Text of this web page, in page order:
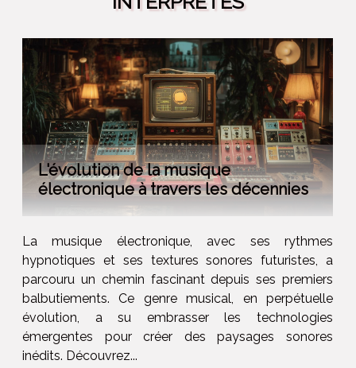
L'évolution de la musique
électronique à travers les décennies
La musique électronique, avec ses rythmes
hypnotiques et ses textures sonores futuristes, a
parcouru un chemin fascinant depuis ses premiers
balbutiements. Ce genre musical, en perpétuelle
évolution, a su embrasser les technologies
émergentes pour créer des paysages sonores
inédits. Découvrez...